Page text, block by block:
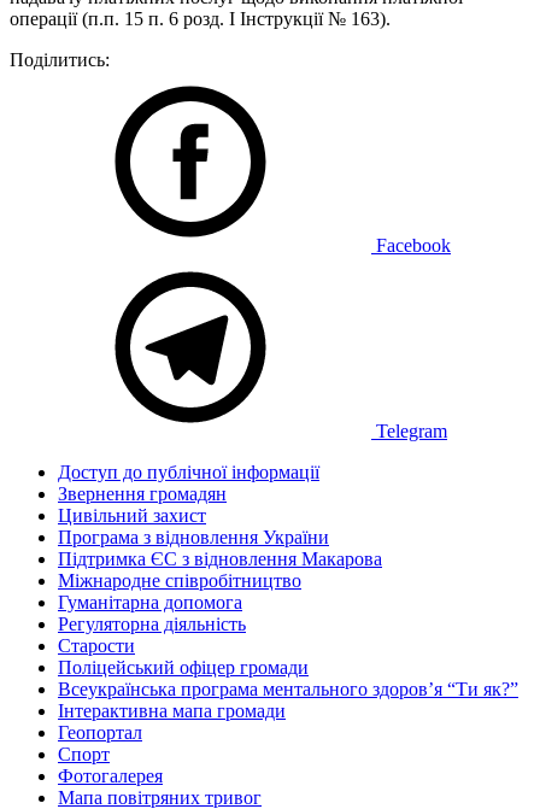
операції (п.п. 15 п. 6 розд. І Інструкції № 163).
Поділитись:
Facebook
Telegram
Доступ до публічної інформації
Звернення громадян
Цивільний захист
Програма з відновлення України
Підтримка ЄС з відновлення Макарова
Міжнародне співробітництво
Гуманітарна допомога
Регуляторна діяльність
Старости
Поліцейський офіцер громади
Всеукраїнська програма ментального здоров’я “Ти як?”
Інтерактивна мапа громади
Геопортал
Спорт
Фотогалерея
Мапа повітряних тривог